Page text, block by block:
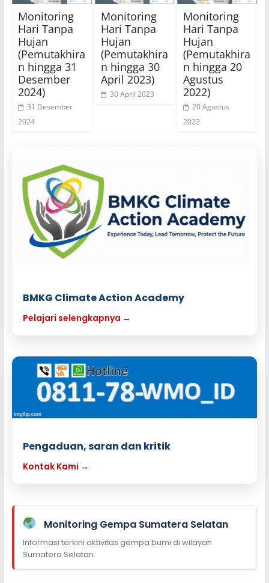
Monitoring
Hari Tanpa
Hujan
(Pemutakhira
n hingga 31
Desember
2024)
31 Desember
2024
Monitoring
Hari Tanpa
Hujan
(Pemutakhira
n hingga 30
April 2023)
30 April 2023
Monitoring
Hari Tanpa
Hujan
(Pemutakhira
n hingga 20
Agustus
2022)
20 Agustus
2022
BMKG Climate Action Academy
Pelajari selengkapnya →
Pengaduan, saran dan kritik
Kontak Kami →
Monitoring Gempa Sumatera Selatan
Informasi terkini aktivitas gempa bumi di wilayah
Sumatera Selatan.